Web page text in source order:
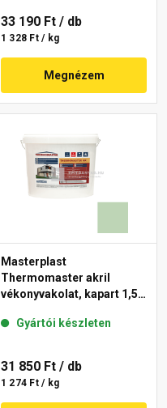
33 190 Ft / db
1 328 Ft / kg
Megnézem
Masterplast
Thermomaster akril
vékonyvakolat, kapart 1,5
Gyártói készleten
31 850 Ft / db
1 274 Ft / kg